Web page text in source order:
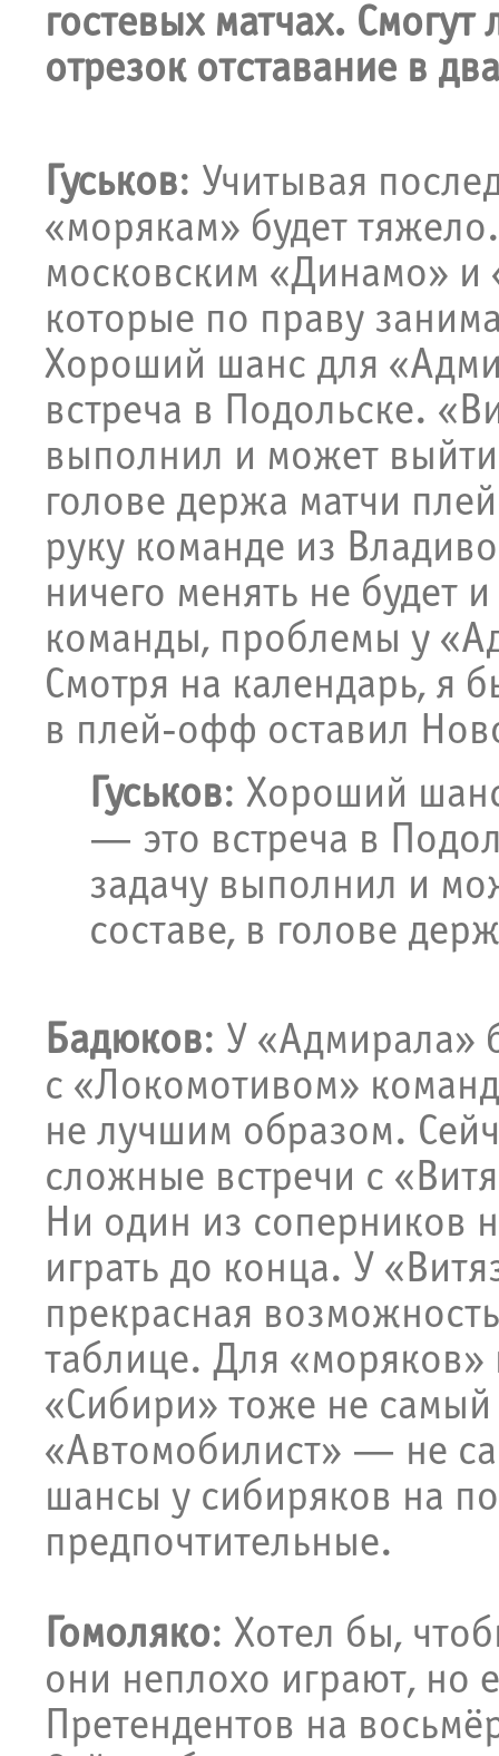
гостевых матчах. Смогут
отрезок отставание в
Гуськов: Учитывая
«морякам» будет
московским «Динамо»
которые по праву
Хороший шанс для
встреча в Подольске.
выполнил и может
голове держа матчи
руку команде из
ничего менять не будет
команды, проблемы у
Смотря на календарь, я
в плей-офф оставил
Гуськов: Хороший
— это встреча в
задачу выполнил и
составе, в голове
Бадюков: У «Адмирала»
с «Локомотивом»
не лучшим образом.
сложные встречи с
Ни один из соперников
играть до конца. У
прекрасная
таблице. Для
«Сибири» тоже не
«Автомобилист» — не
шансы у сибиряков на
предпочтительные.
Гомоляко: Хотел бы,
они неплохо играют, но
Претендентов на